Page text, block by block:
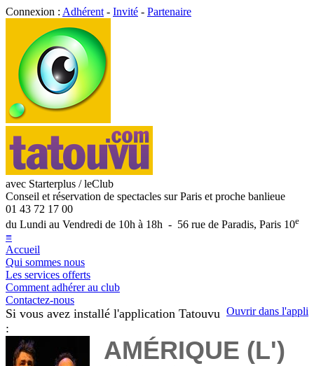
Connexion : Adhérent - Invité - Partenaire
avec Starterplus / leClub
Conseil et réservation de spectacles sur Paris et proche banlieue
01 43 72 17 00
du Lundi au Vendredi de 10h à 18h - 56 rue de Paradis, Paris 10e
≡
Accueil
Qui sommes nous
Les services offerts
Comment adhérer au club
Contactez-nous
Ouvrir dans l'appli
Si vous avez installé l'application Tatouvu
:
AMÉRIQUE (L')